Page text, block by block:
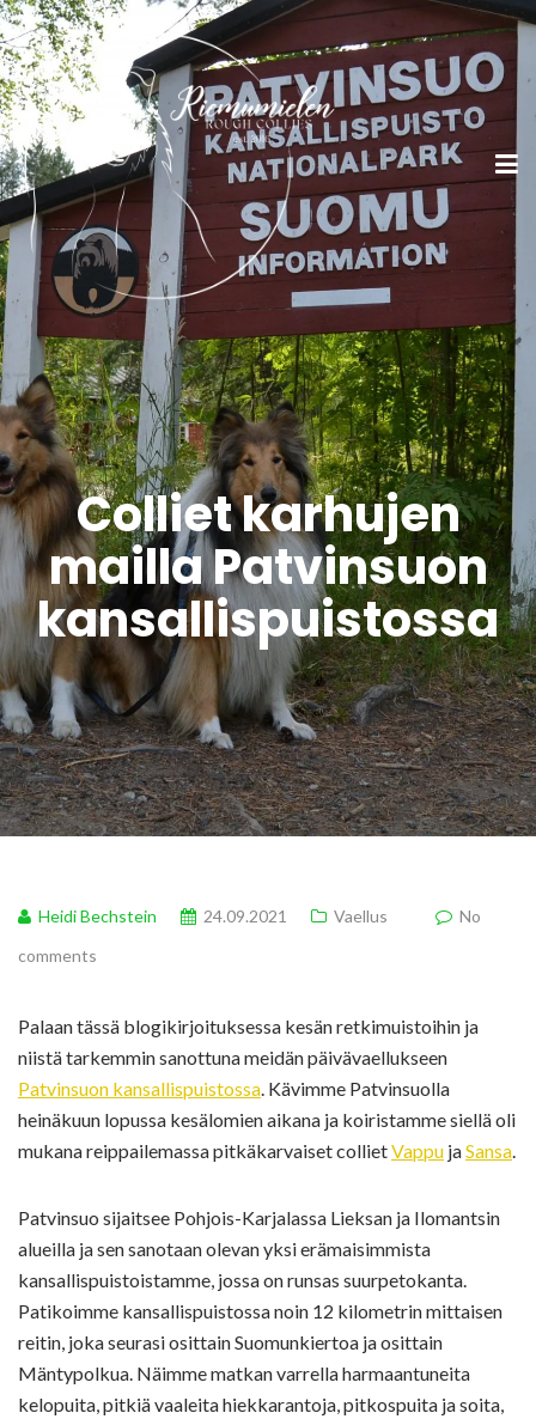
Colliet karhujen
mailla Patvinsuon
kansallispuistossa
Heidi Bechstein 24.09.2021 Vaellus
No
comments
Palaan tässä blogikirjoituksessa kesän retkimuistoihin ja
niistä tarkemmin sanottuna meidän päivävaellukseen
Patvinsuon kansallispuistossa. Kävimme Patvinsuolla
heinäkuun lopussa kesälomien aikana ja koiristamme siellä oli
mukana reippailemassa pitkäkarvaiset collietVappu jaSansa.
Patvinsuo sijaitsee Pohjois-Karjalassa Lieksan ja Ilomantsin
alueilla ja sen sanotaan olevan yksi erämaisimmista
kansallispuistoistamme, jossa on runsas suurpetokanta.
Patikoimme kansallispuistossa noin 12 kilometrin mittaisen
reitin, joka seurasi osittain Suomunkiertoa ja osittain
Mäntypolkua. Näimme matkan varrella harmaantuneita
kelopuita, pitkiä vaaleita hiekkarantoja, pitkospuita ja soita,